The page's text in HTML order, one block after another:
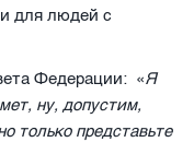
для людей с
Федерации: «Я
ну, допустим,
только представьте